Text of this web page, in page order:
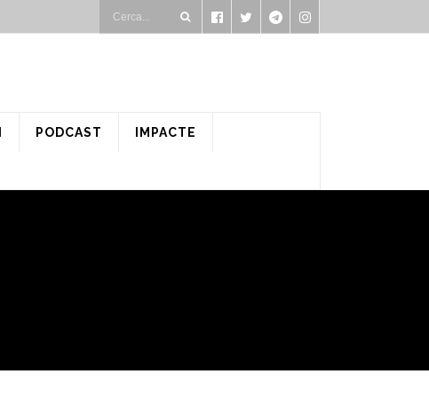
PODCAST IMPACTE